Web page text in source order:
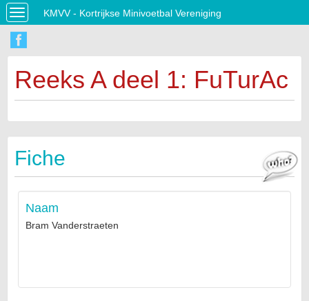
Toggle
navigation
KMVV - Kortrijkse Minivoetbal Vereniging
Reeks A deel 1: FuTurAc
Fiche
Naam
Bram Vanderstraeten